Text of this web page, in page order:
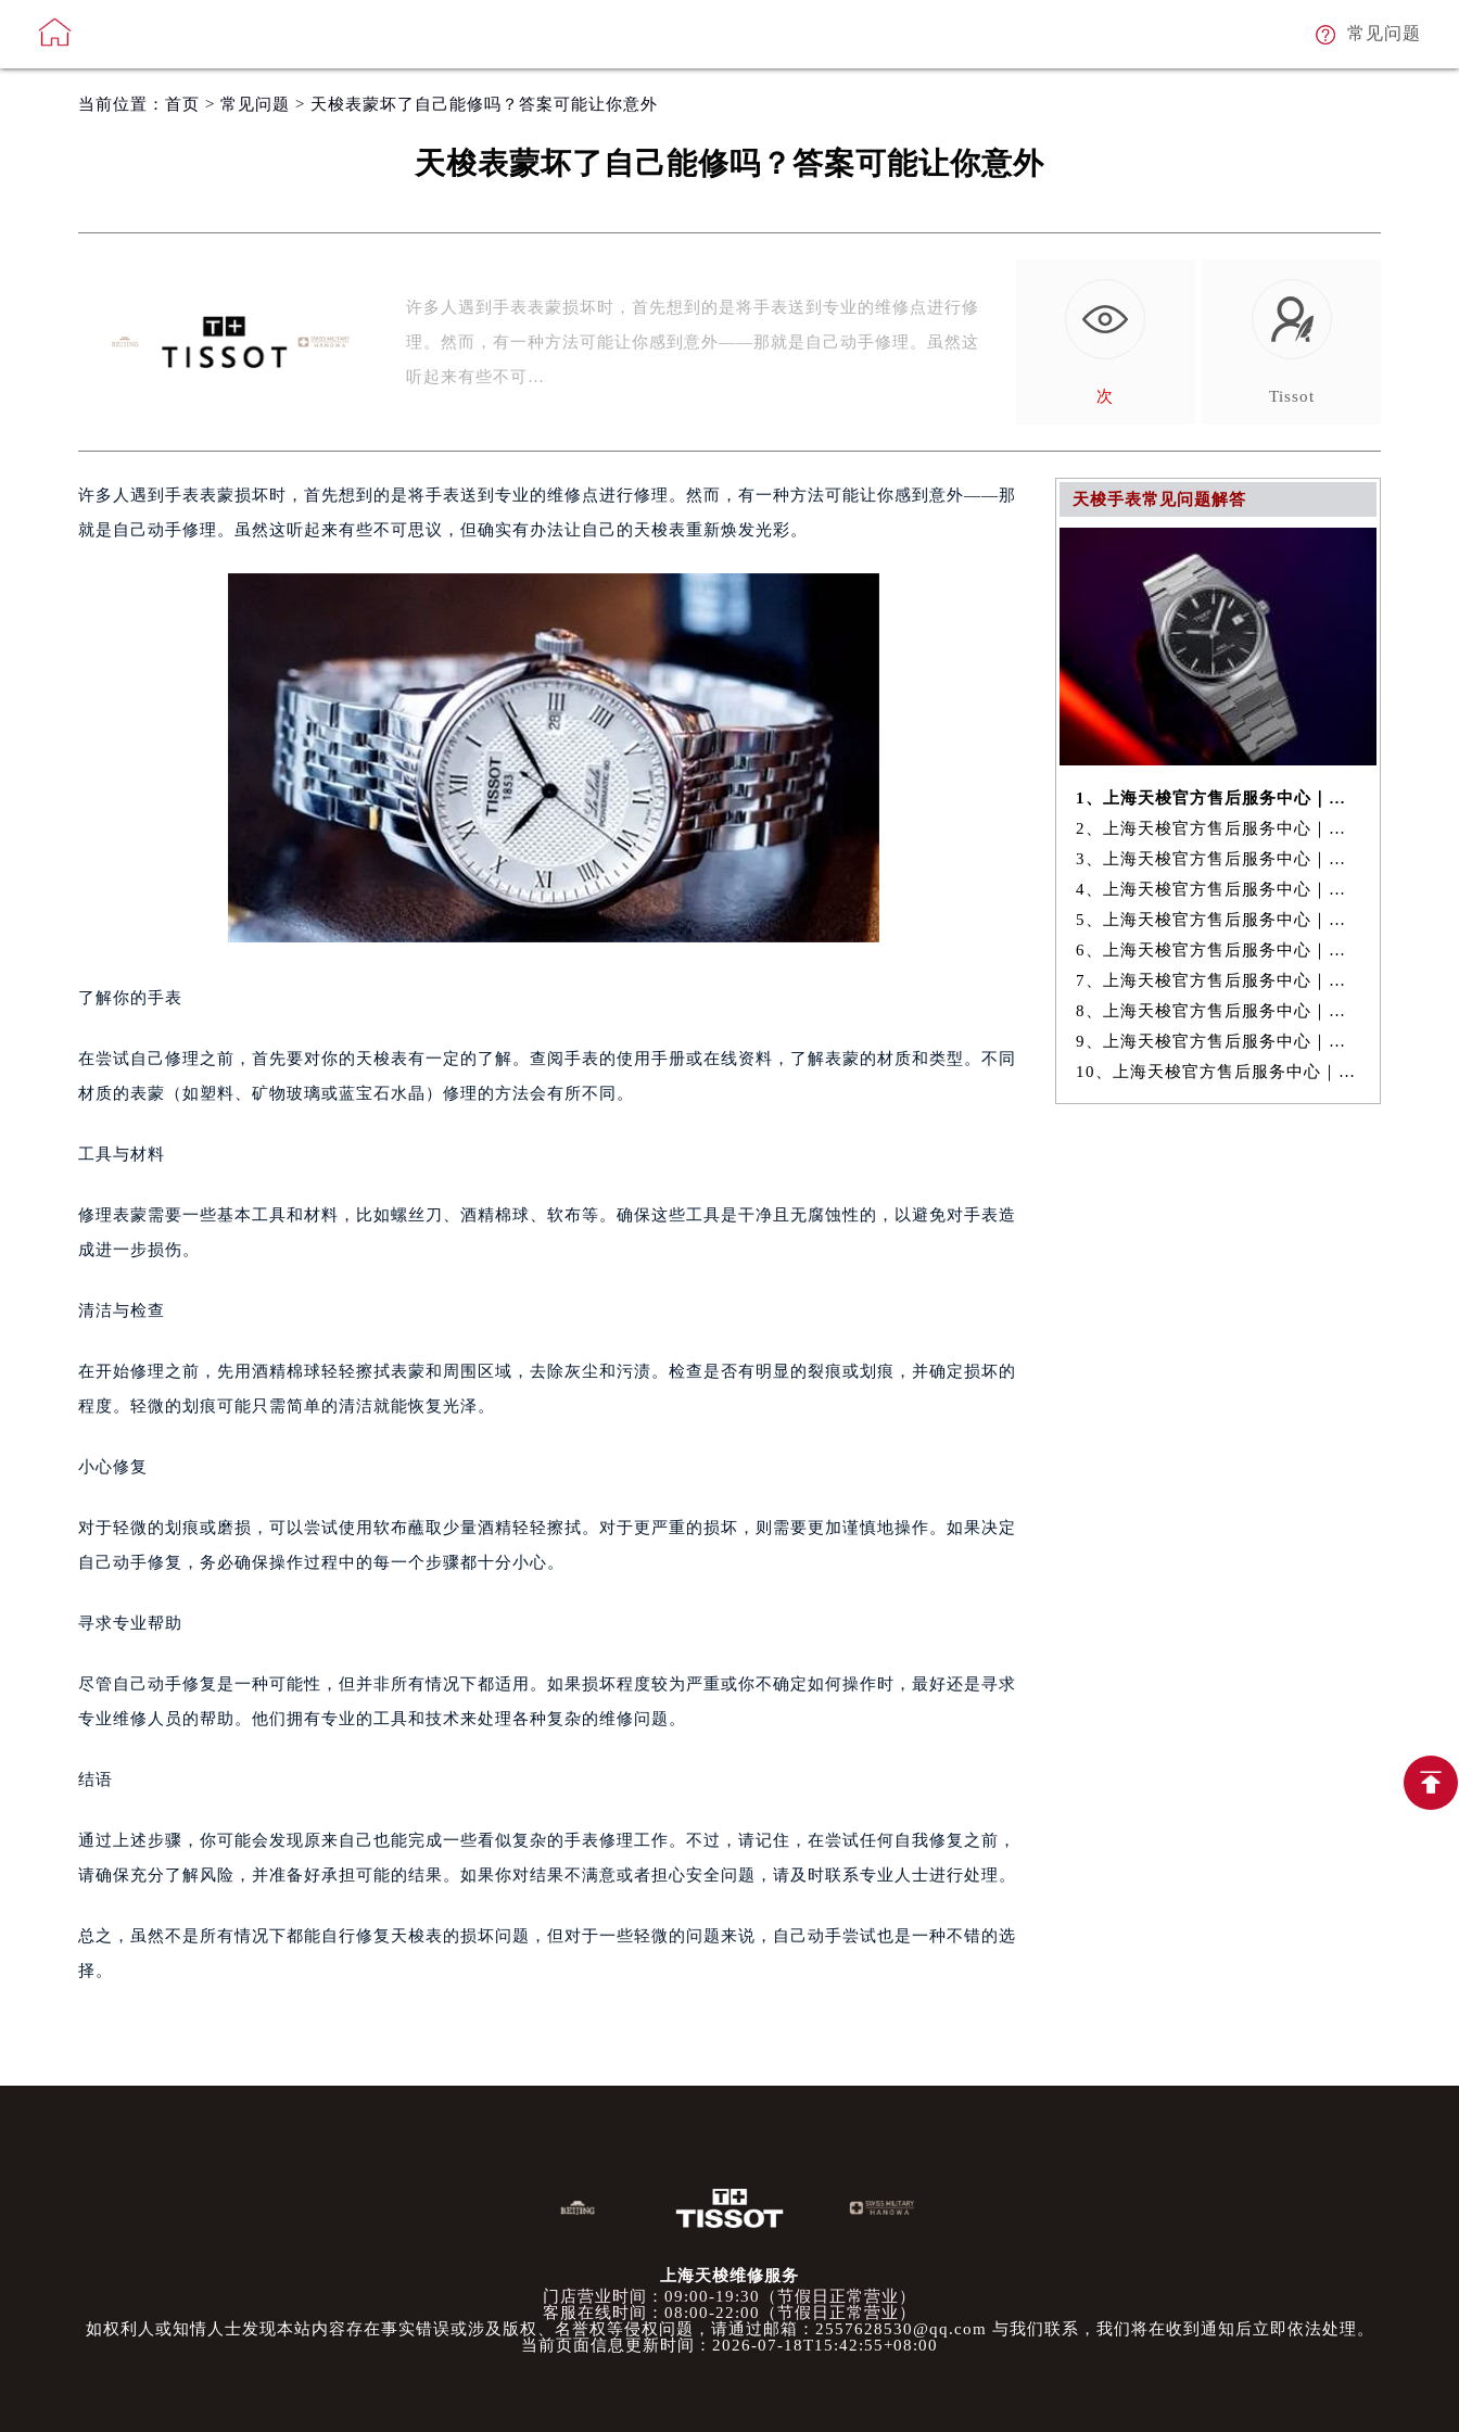
常见问题
当前位置： 首页 > 常见问题 > 天梭表蒙坏了自己能修吗？答案可能让你意外
天梭表蒙坏了自己能修吗？答案可能让你意外
许多人遇到手表表蒙损坏时，首先想到的是将手表送到专业的维修点进行修
理。然而，有一种方法可能让你感到意外——那就是自己动手修理。虽然这
听起来有些不可…
次
Tissot
许多人遇到手表表蒙损坏时，首先想到的是将手表送到专业的维修点进行修理。然而，有一种方法可能让你感到意外——那
就是自己动手修理。虽然这听起来有些不可思议，但确实有办法让自己的天梭表重新焕发光彩。
了解你的手表
在尝试自己修理之前，首先要对你的天梭表有一定的了解。查阅手表的使用手册或在线资料，了解表蒙的材质和类型。不同
材质的表蒙（如塑料、矿物玻璃或蓝宝石水晶）修理的方法会有所不同。
工具与材料
修理表蒙需要一些基本工具和材料，比如螺丝刀、酒精棉球、软布等。确保这些工具是干净且无腐蚀性的，以避免对手表造
成进一步损伤。
清洁与检查
在开始修理之前，先用酒精棉球轻轻擦拭表蒙和周围区域，去除灰尘和污渍。检查是否有明显的裂痕或划痕，并确定损坏的
程度。轻微的划痕可能只需简单的清洁就能恢复光泽。
小心修复
对于轻微的划痕或磨损，可以尝试使用软布蘸取少量酒精轻轻擦拭。对于更严重的损坏，则需要更加谨慎地操作。如果决定
自己动手修复，务必确保操作过程中的每一个步骤都十分小心。
寻求专业帮助
尽管自己动手修复是一种可能性，但并非所有情况下都适用。如果损坏程度较为严重或你不确定如何操作时，最好还是寻求
专业维修人员的帮助。他们拥有专业的工具和技术来处理各种复杂的维修问题。
结语
通过上述步骤，你可能会发现原来自己也能完成一些看似复杂的手表修理工作。不过，请记住，在尝试任何自我修复之前，
请确保充分了解风险，并准备好承担可能的结果。如果你对结果不满意或者担心安全问题，请及时联系专业人士进行处理。
总之，虽然不是所有情况下都能自行修复天梭表的损坏问题，但对于一些轻微的问题来说，自己动手尝试也是一种不错的选
择。
天梭手表常见问题解答
1、上海天梭官方售后服务中心｜官方热线及详细网点地址权威信息公示（20
2、上海天梭官方售后服务中心｜详细地址与24小时客服电话权威信息公示
3、上海天梭官方售后服务中心｜全新官方地址及客服热线权威信息公示（20
4、上海天梭官方售后服务中心｜详细地址与售后服务电话权威信息公示（20
5、上海天梭官方售后服务中心｜完整地址与24小时售后热线权威信息公示
6、上海天梭官方售后服务中心｜官方电话和完整维修地址权威信息公示（20
7、上海天梭官方售后服务中心｜最新官方热线和24小时维修地址权威信息
8、上海天梭官方售后服务中心｜最新热线和完整地址权威信息公示（2026年
9、上海天梭官方售后服务中心｜完整地址与售后热线电话权威信息公示（20
10、上海天梭官方售后服务中心｜最新电话和官方售后热线权威信息公示（20
上海天梭维修服务
门店营业时间：09:00-19:30（节假日正常营业）
客服在线时间：08:00-22:00（节假日正常营业）
如权利人或知情人士发现本站内容存在事实错误或涉及版权、名誉权等侵权问题，请通过邮箱：2557628530@qq.com 与我们联系，我们将在收到通知后立即依法处理。
当前页面信息更新时间：2026-07-18T15:42:55+08:00